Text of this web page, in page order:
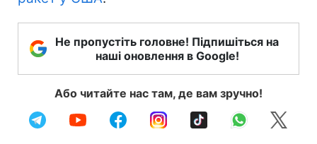
Не пропустіть головне! Підпишіться на
наші оновлення в Google!
Або читайте нас там, де вам зручно!